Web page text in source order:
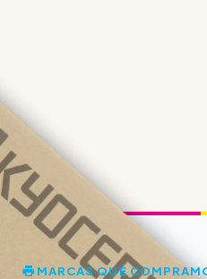
MARCAS QUE